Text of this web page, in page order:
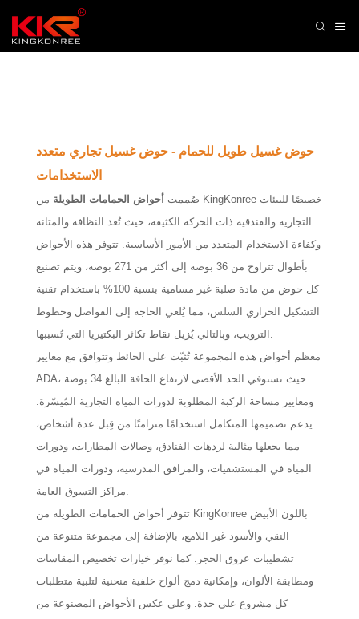
حوض غسيل طويل للحمام - حوض غسيل تجاري متعدد
الاستخدامات
صُممت أحواض الحمامات الطويلة من KingKonree خصيصًا للبيئات
التجارية والفندقية ذات الحركة الكثيفة، حيث تُعد النظافة والمتانة
وكفاءة الاستخدام المتعدد من الأمور الأساسية. تتوفر هذه الأحواض
بأطوال تتراوح من 36 بوصة إلى أكثر من 271 بوصة، ويتم تصنيع
كل حوض من مادة صلبة غير مسامية بنسبة 100% باستخدام تقنية
التشكيل الحراري السلس، مما يُلغي الحاجة إلى الفواصل وخطوط
الترويب، وبالتالي يُزيل نقاط تكاثر البكتيريا التي تُسببها.
معظم أحواض هذه المجموعة تُثبّت على الحائط وتتوافق مع معايير
ADA، حيث تستوفي الحد الأقصى لارتفاع الحافة البالغ 34 بوصة
ومعايير مساحة الركبة المطلوبة لدورات المياه التجارية المُيسّرة.
يدعم تصميمها المتكامل استخدامًا متزامنًا من قِبل عدة أشخاص،
مما يجعلها مثالية لردهات الفنادق، وصالات المطارات، ودورات
المياه في المستشفيات، والمرافق المدرسية، ودورات المياه في
مراكز التسوق العامة.
تتوفر أحواض الحمامات الطويلة من KingKonree باللون الأبيض
النقي والأسود غير اللامع، بالإضافة إلى مجموعة متنوعة من
تشطيبات عروق الحجر. كما نوفر خيارات تخصيص المقاسات
ومطابقة الألوان، وإمكانية دمج ألواح خلفية منحنية لتلبية متطلبات
كل مشروع على حدة. وعلى عكس الأحواض المصنوعة من